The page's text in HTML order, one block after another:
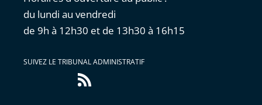
du lundi au vendredi
de 9h à 12h30 et de 13h30 à 16h15
SUIVEZ LE TRIBUNAL ADMINISTRATIF
Flux
RSS